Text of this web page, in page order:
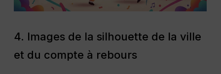
4. Images de la silhouette de la ville
et du compte à rebours